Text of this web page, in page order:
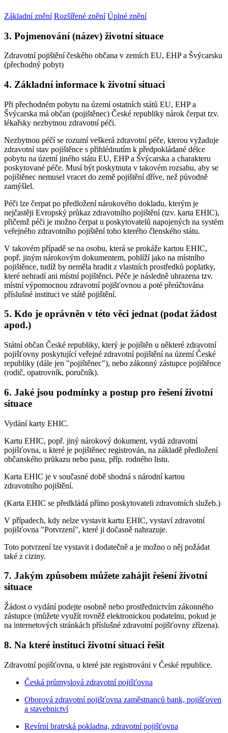
Základní znění Rozšířené znění Úplné znění
3. Pojmenování (název) životní situace
Zdravotní pojištění českého občana v zemích EU, EHP a Švýcarsku
(přechodný pobyt)
4. Základní informace k životní situaci
Při přechodném pobytu na území ostatních států EU, EHP a
Švýcarska má občan (pojištěnec) České republiky nárok čerpat tzv.
lékařsky nezbytnou zdravotní péči.
Nezbytnou péčí se rozumí veškerá zdravotní péče, kterou vyžaduje
zdravotní stav pojištěnce s přihlédnutím k předpokládané délce
pobytu na území jiného státu EU, EHP a Švýcarska a charakteru
poskytované péče. Musí být poskytnuta v takovém rozsahu, aby se
pojištěnec nemusel vracet do země pojištění dříve, než původně
zamýšlel.
Péči lze čerpat po předložení nárokového dokladu, kterým je
nejčastěji Evropský průkaz zdravotního pojištění (tzv. karta EHIC),
přičemž péči je možno čerpat u poskytovatelů napojených na systém
veřejného zdravotního pojištění toho kterého členského státu.
V takovém případě se na osobu, která se prokáže kartou EHIC,
popř. jiným nárokovým dokumentem, pohlíží jako na místního
pojištěnce, tudíž by neměla hradit z vlastních prostředků poplatky,
které nehradí ani místní pojištěnci. Péče je následně uhrazena tzv.
místní výpomocnou zdravotní pojišťovnou a poté přeúčtována
příslušné instituci ve státě pojištění.
5. Kdo je oprávněn v této věci jednat (podat žádost
apod.)
Státní občan České republiky, který je pojištěn u některé zdravotní
pojišťovny poskytující veřejné zdravotní pojištění na území České
republiky (dále jen "pojištěnec"), nebo zákonný zástupce pojištěnce
(rodič, opatrovník, poručník).
6. Jaké jsou podmínky a postup pro řešení životní
situace
Vydání karty EHIC.
Kartu EHIC, popř. jiný nárokový dokument, vydá zdravotní
pojišťovna, u které je pojištěnec registrován, na základě předložení
občanského průkazu nebo pasu, příp. rodného listu.
Karta EHIC je v současné době shodná s národní kartou
zdravotního pojištění.
(Karta EHIC se předkládá přímo poskytovateli zdravotních služeb.)
V případech, kdy nelze vystavit kartu EHIC, vystaví zdravotní
pojišťovna "Potvrzení", které ji dočasně nahrazuje.
Toto potvrzení lze vystavit i dodatečně a je možno o něj požádat
také z ciziny.
7. Jakým způsobem můžete zahájit řešení životní
situace
Žádost o vydání podejte osobně nebo prostřednictvím zákonného
zástupce (můžete využít rovněž elektronickou podatelnu, pokud je
na internetových stránkách příslušné zdravotní pojišťovny zřízena).
8. Na které instituci životní situaci řešit
Zdravotní pojišťovna, u které jste registrováni v České republice.
Česká průmyslová zdravotní pojišťovna
Oborová zdravotní pojišťovna zaměstnanců bank, pojišťoven
a stavebnictví
Revírní bratrská pokladna, zdravotní pojišťovna